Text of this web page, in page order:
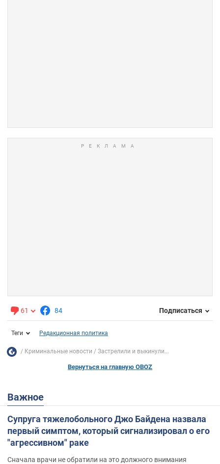
61 84 Подписаться
Теги Редакционная политика
Криминальные новости Застрелили и выкинули...
Вернуться на главную OBOZ
Важное
Супруга тяжелобольного Джо Байдена назвала
первый симптом, который сигнализировал о его
"агрессивном" раке
Сначала врачи не обратили на это должного внимания